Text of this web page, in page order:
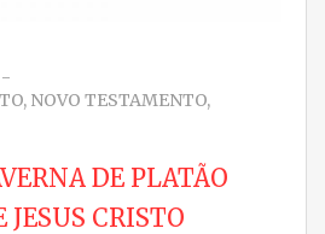
-
, NOVO TESTAMENTO,
DE PLATÃO
JESUS CRISTO